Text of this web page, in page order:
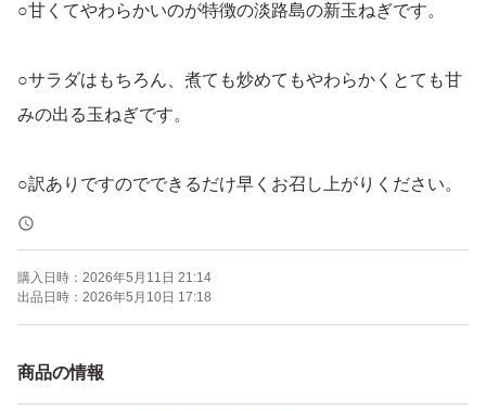
○甘くてやわらかいのが特徴の淡路島の新玉ねぎです。
○サラダはもちろん、煮ても炒めてもやわらかくとても甘
みの出る玉ねぎです。
○訳ありですのでできるだけ早くお召し上がりください。
○写真は訳ありのイメージです。その時々で大きさや形が
変わります。
購入日時： 2026年5月11日 21:14
出品日時： 2026年5月10日 17:18
商品の情報